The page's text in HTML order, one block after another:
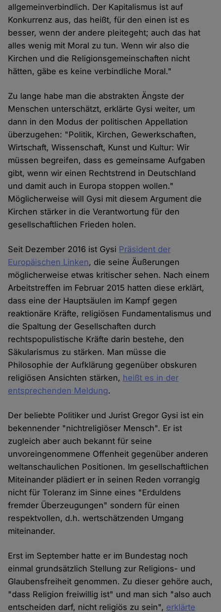
allgemeinverbindlich. Der Kapitalismus ist auf
Konkurrenz aus, das heißt, für den einen ist es
besser, wenn der andere pleitegeht; auch das hat
alles wenig mit Moral zu tun. Wenn wir also die
Kirchen und die Religionsgemeinschaften nicht
hätten, gäbe es keine verbindliche Moral."
Zu lange habe man die abstrakten Ängste der
Menschen unterschätzt, erklärte Gysi weiter, um
dann in den Modus der politischen Appellation
überzugehen: "Politik, Kirchen, Gewerkschaften,
Wirtschaft, Wissenschaft, Kunst und Kultur: Wir
müssen begreifen, dass es gemeinsame Aufgaben
gibt, wenn wir einen Rechtstrend in Deutschland
und damit auch in Europa stoppen wollen."
Möglicherweise will Gysi mit diesem Argument die
Kirchen stärker in die Verantwortung für den
gesellschaftlichen Frieden holen.
Seit Dezember 2016 ist Gysi Präsident der
Europäischen Linken, die seine Äußerungen
möglicherweise etwas kritischer sehen. Nach einem
Arbeitstreffen im Februar 2015 hatten diese erklärt,
dass eine der Hauptsäulen im Kampf gegen
reaktionäre Kräfte, religiösen Fundamentalismus und
die Spaltung der Gesellschaften durch
rechtspopulistische Kräfte darin bestehe, den
Säkularismus zu stärken. Man müsse die
Philosophie der Aufklärung gegenüber obskuren
religiösen Ansichten stärken, heißt es in der
entsprechenden Meldung.
Der beliebte Politiker und Jurist Gregor Gysi ist ein
bekennender "nichtreligiöser Mensch". Er ist
zugleich aber auch bekannt für seine
unvoreingenommene Offenheit gegenüber anderen
weltanschaulichen Positionen. Im gesellschaftlichen
Miteinander plädiert er in seinen Reden vorrangig
nicht für Toleranz im Sinne eines "Erduldens
fremder Überzeugungen" sondern für einen
respektvollen, d.h. wertschätzenden Umgang
miteinander.
Erst im September hatte er im Bundestag noch
einmal grundsätzlich Stellung zur Religions- und
Glaubensfreiheit genommen. Zu dieser gehöre auch,
"dass Religion freiwillig ist" und man sich "also auch
entscheiden darf, nicht religiös zu sein", erklärte